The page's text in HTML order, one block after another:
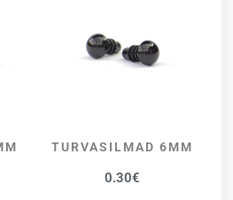
LISA KORVI
TURVASILMAD 6MM
0.30€